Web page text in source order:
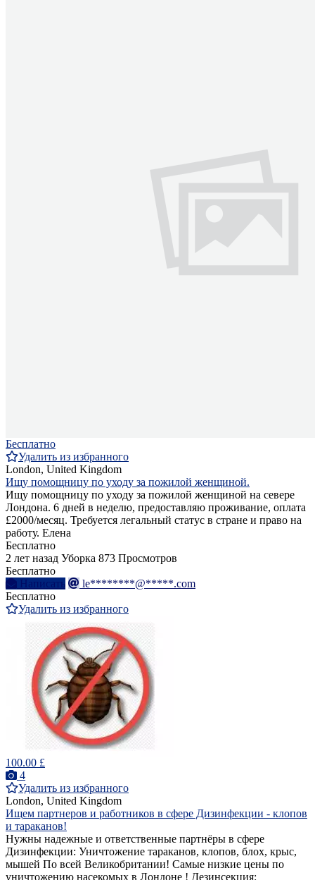
Бесплатно
Удалить из избранного
London, United Kingdom
Ищу помощницу по уходу за пожилой женщиной.
Ищу помощницу по уходу за пожилой женщиной на севере
Лондона. 6 дней в неделю, предоставляю проживание, оплата
£2000/месяц. Требуется легальный статус в стране и право на
работу. Елена
Бесплатно
2 лет назад Уборка 873 Просмотров
Бесплатно
Написать
le********@*****.com
Бесплатно
Удалить из избранного
100.00 £
4
Удалить из избранного
London, United Kingdom
Ищем партнеров и работников в сфере Дизинфекции - клопов
и тараканов!
Нужны надежные и ответственные партнёры в сфере
Дизинфекции: Уничтожение тараканов, клопов, блох, крыс,
мышей По всей Великобритании! Самые низкие цены по
уничтожению насекомых в Лондоне ! Дезинсекция: